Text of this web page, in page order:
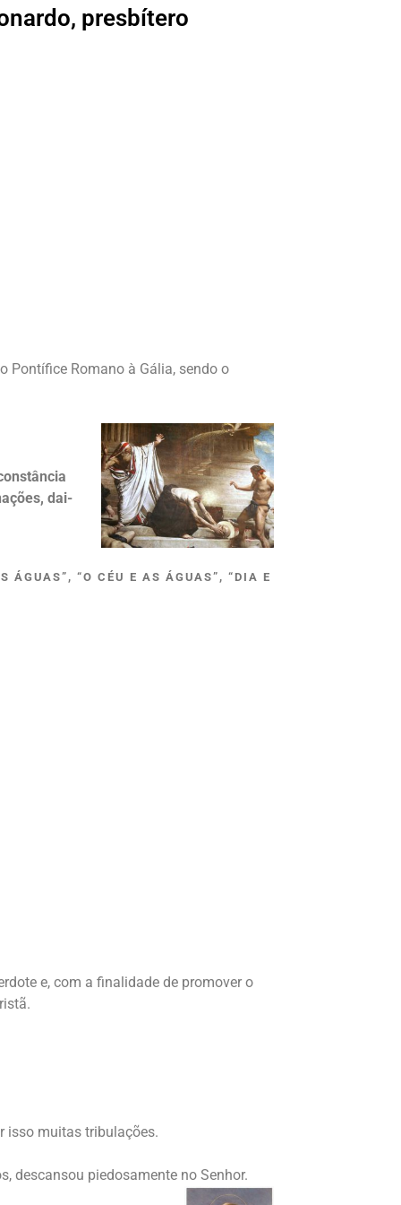
presbítero
Pontífice Romano à Gália, sendo o
dai-
ÁGUAS”, “O CÉU E AS ÁGUAS”, “DIA E
e, com a finalidade de promover o
isso muitas tribulações.
descansou piedosamente no Senhor.